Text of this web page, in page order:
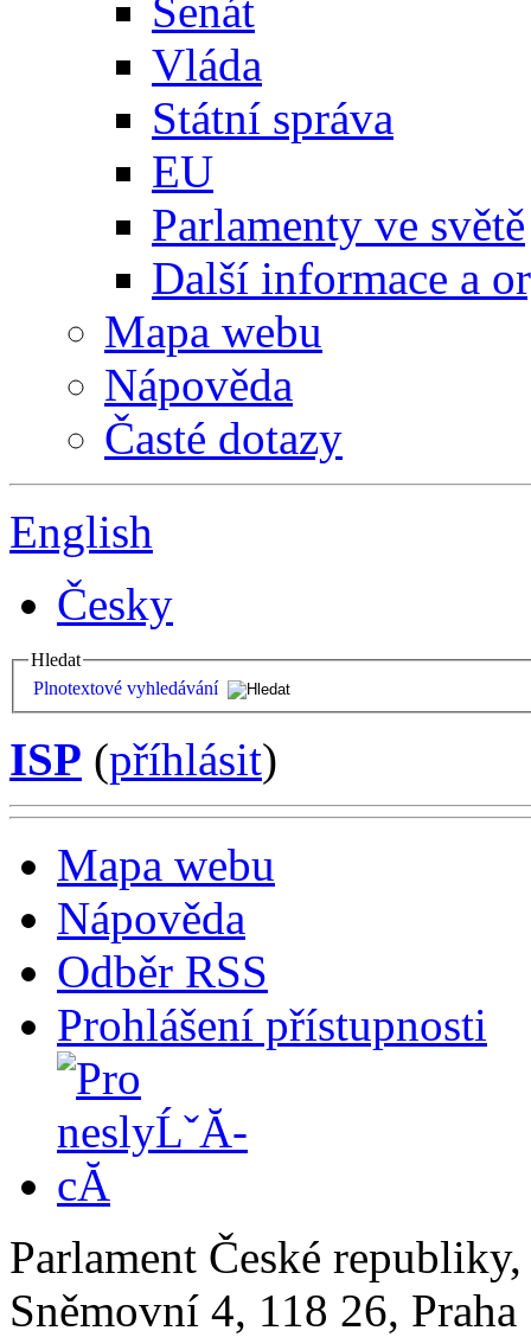
Senát
Vláda
Státní správa
EU
Parlamenty ve světě
Další informace a
Mapa webu
Nápověda
Časté dotazy
English
Česky
Hledat
Plnotextové vyhledávání
ISP (příhlásit)
Mapa webu
Nápověda
Odběr RSS
Prohlášení přístupnosti
Parlament České
Sněmovní 4, 118 26,